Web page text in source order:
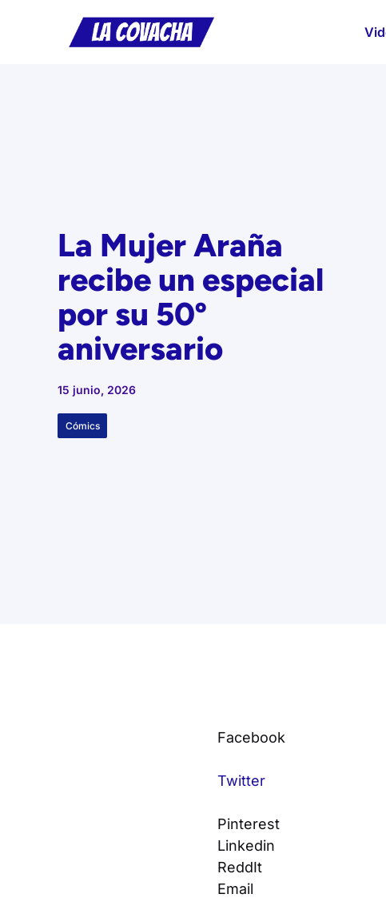
La Mujer Araña
recibe un especial
por su 50º
aniversario
15 junio, 2026
Cómics
Facebook
Twitter
Pinterest
Linkedin
ReddIt
Email